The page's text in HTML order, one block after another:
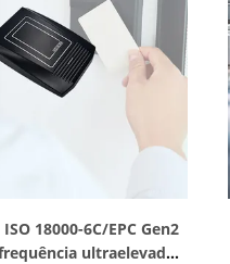
18000-6C/EPC Gen2
ultraelevada